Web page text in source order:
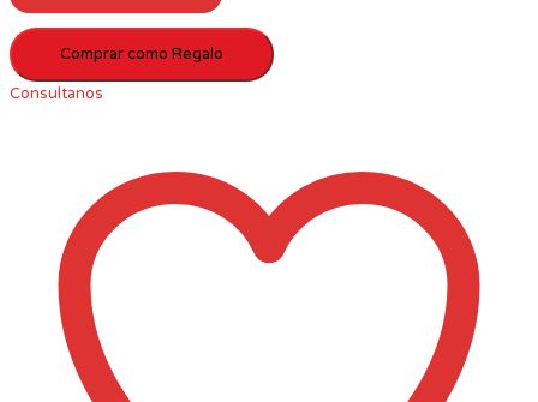
Comprar como Regalo
Consultanos